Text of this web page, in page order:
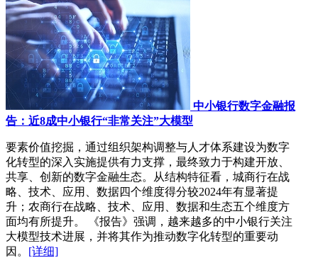
中小银行数字金融报
告：近8成中小银行“非常关注”大模型
要素价值挖掘，通过组织架构调整与人才体系建设为数字
化转型的深入实施提供有力支撑，最终致力于构建开放、
共享、创新的数字金融生态。从结构特征看，城商行在战
略、技术、应用、数据四个维度得分较2024年有显著提
升；农商行在战略、技术、应用、数据和生态五个维度方
面均有所提升。 《报告》强调，越来越多的中小银行关注
大模型技术进展，并将其作为推动数字化转型的重要动
因。 [详细]